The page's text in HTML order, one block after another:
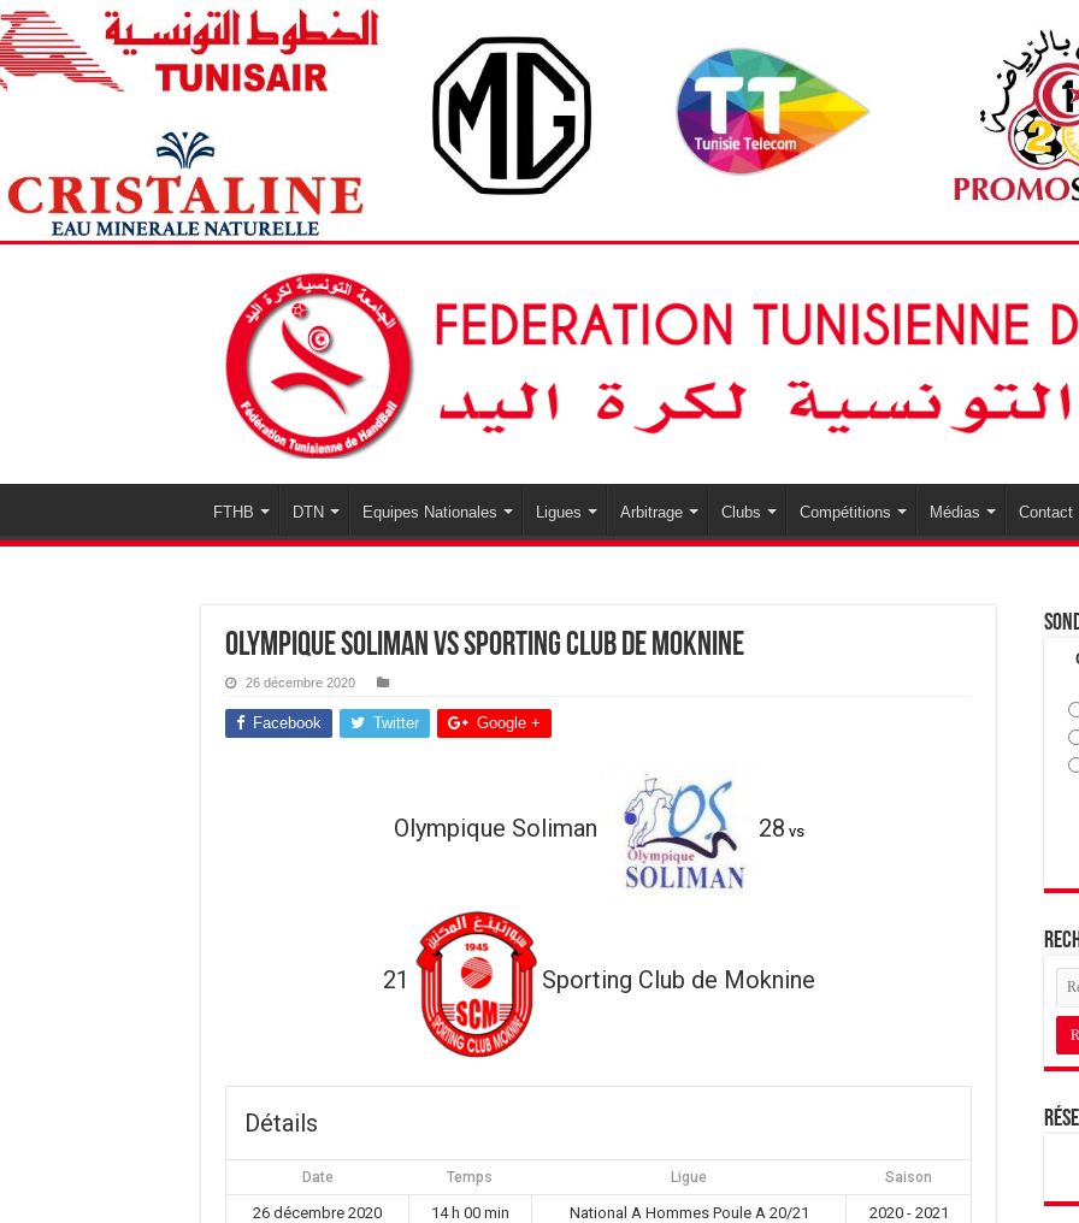
FTHB DTN Equipes Nationales Ligues Arbitrage Clubs Compétitions Médias Contact
Olympique Soliman vs Sporting Club de Moknine
26 décembre 2020
Facebook Twitter Google +
Olympique Soliman 28 vs
21 Sporting Club de Moknine
Détails
Date Temps Ligue Saison
26 décembre 2020 14 h 00 min National A Hommes Poule A 20/21 2020 - 2021